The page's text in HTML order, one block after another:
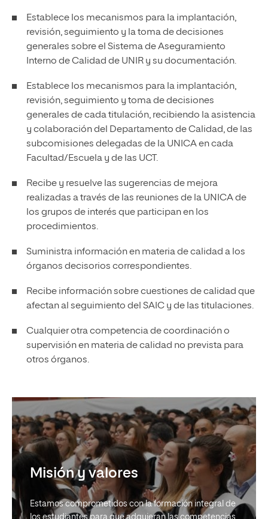
Establece los mecanismos para la implantación,
revisión, seguimiento y la toma de decisiones
generales sobre el Sistema de Aseguramiento
Interno de Calidad de UNIR y su documentación.
Establece los mecanismos para la implantación,
revisión, seguimiento y toma de decisiones
generales de cada titulación, recibiendo la asistencia
y colaboración del Departamento de Calidad, de las
subcomisiones delegadas de la UNICA en cada
Facultad/Escuela y de las UCT.
Recibe y resuelve las sugerencias de mejora
realizadas a través de las reuniones de la UNICA de
los grupos de interés que participan en los
procedimientos.
Suministra información en materia de calidad a los
órganos decisorios correspondientes.
Recibe información sobre cuestiones de calidad que
afectan al seguimiento del SAIC y de las titulaciones.
Cualquier otra competencia de coordinación o
supervisión en materia de calidad no prevista para
otros órganos.
Misión y valores
Estamos comprometidos con la formación integral de
los estudiantes para que adquieran las competencias